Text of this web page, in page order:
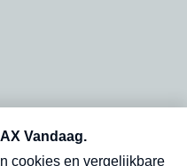
op onze
dinsdagochtend in